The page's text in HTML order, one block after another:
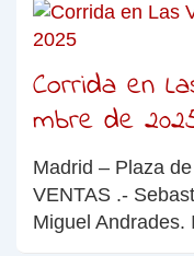
Corrida en
mbre de
Madrid – Plaza
VENTAS .-
Miguel Andrades.